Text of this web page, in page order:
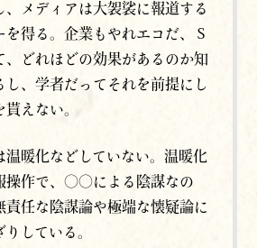
、メディアは大袈裟に報道する
を得る。企業もやれエコだ、Ｓ
、どれほどの効果があるのか知
し、学者だってそれを前提にし
えない。
温暖化などしていない。温暖化
操作で、〇〇による陰謀なの
責任な陰謀論や極端な懐疑論に
している。